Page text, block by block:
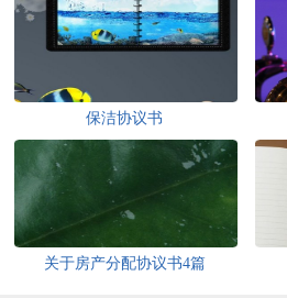
保洁协议书
关于房产分配协议书4篇